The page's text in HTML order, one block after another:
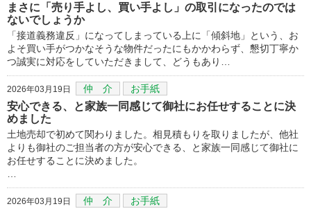
まさに「売り手よし、買い手よし」の取引になったのでは
ないでしょうか
「接道義務違反」になってしまっている上に「傾斜地」という、お
よそ買い手がつかなそうな物件だったにもかかわらず、懇切丁寧か
つ誠実に対応をしていただきまして、どうもあり…
2026年03月19日 仲 介 お手紙
安心できる、と家族一同感じて御社にお任せすることに決
めました
土地売却で初めて関わりました。相見積もりを取りましたが、他社
よりも御社のご担当者の方が安心できる、と家族一同感じて御社に
お任せすることに決めました。
2026年03月19日 仲 介 お手紙